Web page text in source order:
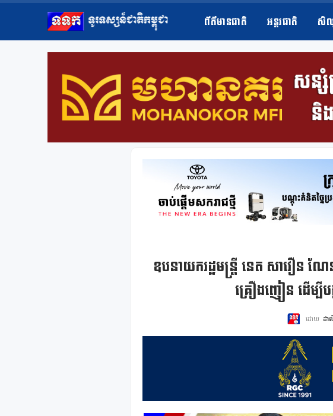
ព័ត៌មានជាតិ អន្តរជាតិ សិ
ឧបនាយករដ្ឋមន្ដ្រី នេត សាវឿន ណ
គ្រឿងញៀន ដើម្បីប
ដោយ ដ